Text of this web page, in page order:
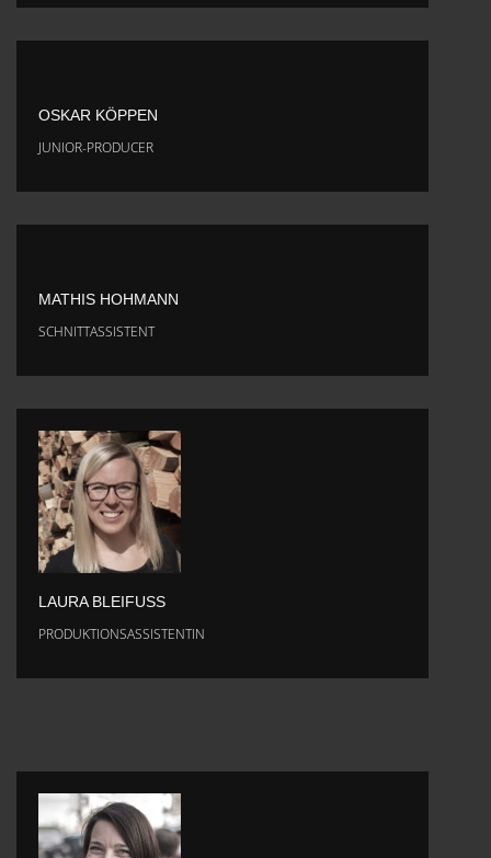
OSKAR KÖPPEN
JUNIOR-PRODUCER
MATHIS HOHMANN
SCHNITTASSISTENT
LAURA BLEIFUSS
PRODUKTIONSASSISTENTIN